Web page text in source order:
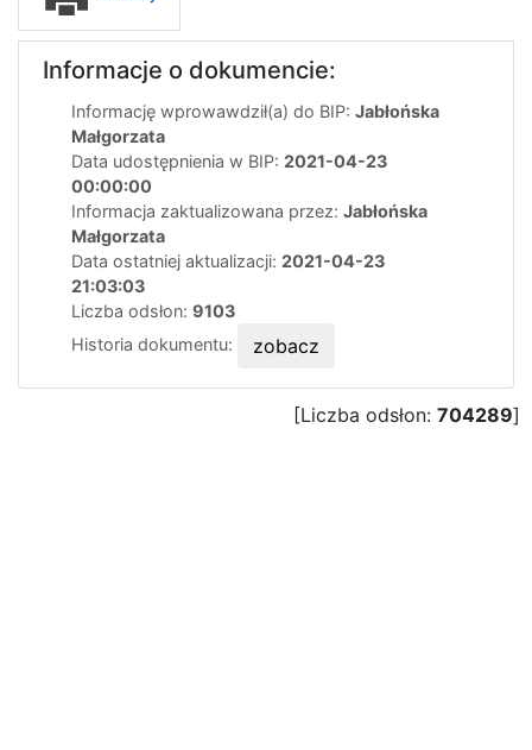
Informacje o dokumencie:
Informację wprowawdził(a) do BIP: Jabłońska
Małgorzata
Data udostępnienia w BIP: 2021-04-23
00:00:00
Informacja zaktualizowana przez: Jabłońska
Małgorzata
Data ostatniej aktualizacji: 2021-04-23
21:03:03
Liczba odsłon: 9103
Historia dokumentu:
zobacz
[Liczba odsłon: 704289]